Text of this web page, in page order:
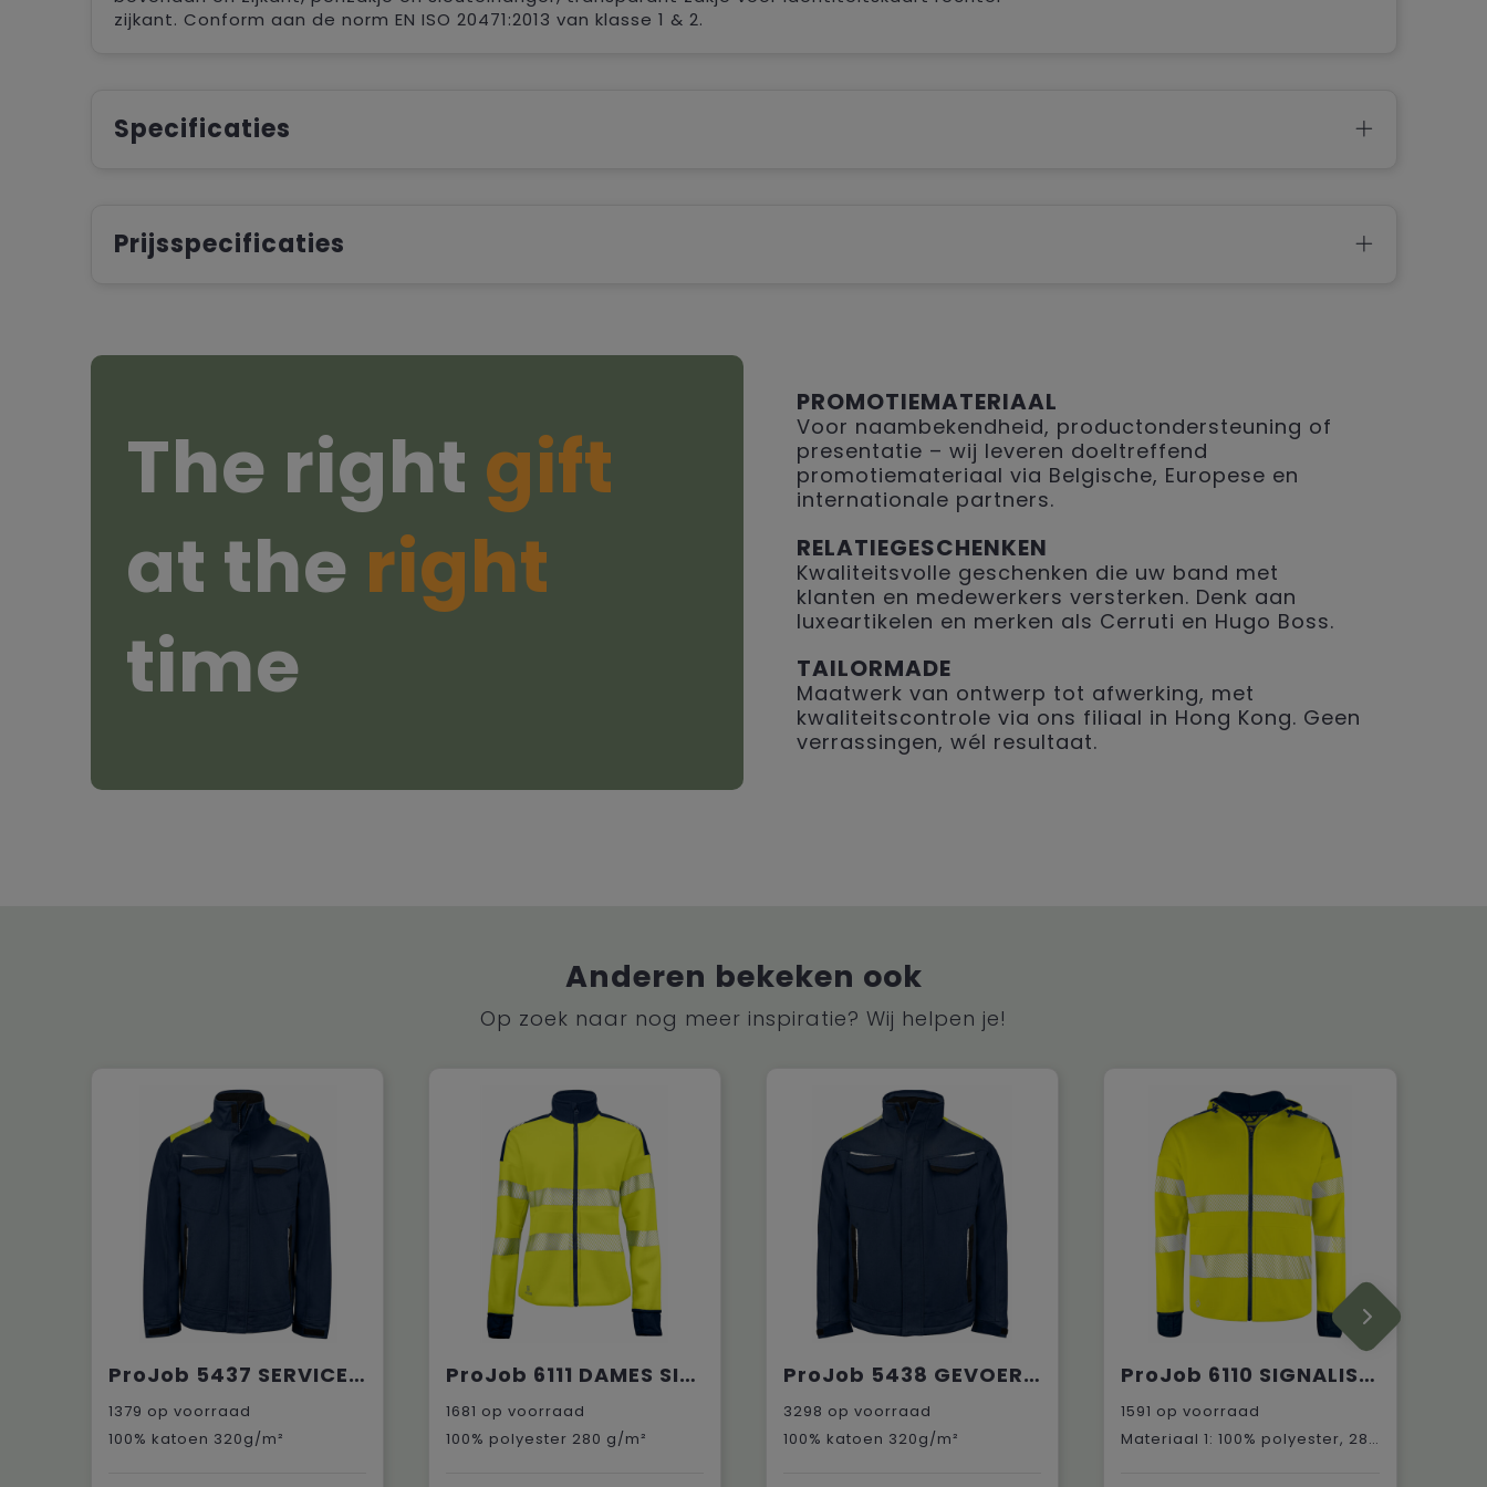
zijkant. Conform aan de norm EN ISO 20471:2013 van klasse 1 & 2.
Specificaties
Prijsspecificaties
The right gift
at the right
time
PROMOTIEMATERIAAL
Voor naambekendheid, productondersteuning of
presentatie – wij leveren doeltreffend
promotiemateriaal via Belgische, Europese en
internationale partners.
RELATIEGESCHENKEN
Kwaliteitsvolle geschenken die uw band met
klanten en medewerkers versterken. Denk aan
luxeartikelen en merken als Cerruti en Hugo Boss.
TAILORMADE
Maatwerk van ontwerp tot afwerking, met
kwaliteitscontrole via ons filiaal in Hong Kong. Geen
verrassingen, wél resultaat.
Anderen bekeken ook
Op zoek naar nog meer inspiratie? Wij helpen je!
ProJob 5437 SERVICE VEST KATOEN
1379 op voorraad
100% katoen 320g/m²
ProJob 6111 DAMES SIGNALISATIESWEATER EN ISO 20471 KLASSE 3/2
1681 op voorraad
100% polyester 280 g/m²
ProJob 5438 GEVOERDE SERVICE VEST KATOEN
3298 op voorraad
100% katoen 320g/m²
ProJob 6110 SIGNALISATIEHOODIE EN ISO 20471 KLASSE 3
1591 op voorraad
Materiaal 1: 100% polyester, 280 g/m² Materiaal 2: 90% nylon, 10% spandex